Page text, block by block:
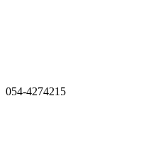
054-4274215